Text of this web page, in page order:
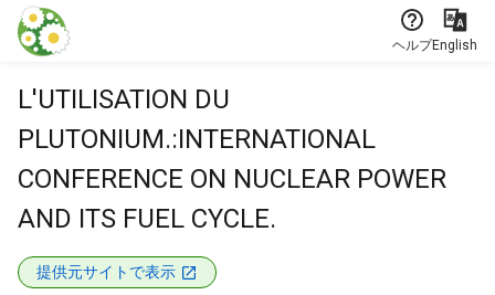
本文に飛ぶ
ヘルプEnglish
L'UTILISATION DU
PLUTONIUM.:INTERNATIONAL
CONFERENCE ON NUCLEAR POWER
AND ITS FUEL CYCLE.
提供元サイトで表示